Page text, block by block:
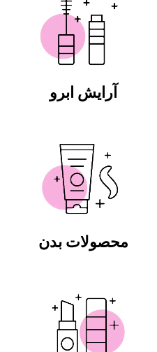
آرایش ابرو
محصولات بدن